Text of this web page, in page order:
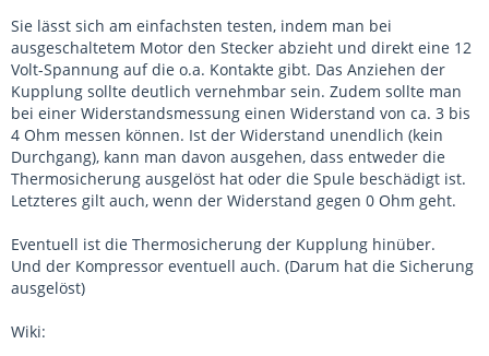
Sie lässt sich am einfachsten testen, indem man bei
ausgeschaltetem Motor den Stecker abzieht und direkt eine 12
Volt-Spannung auf die o.a. Kontakte gibt. Das Anziehen der
Kupplung sollte deutlich vernehmbar sein. Zudem sollte man
bei einer Widerstandsmessung einen Widerstand von ca. 3 bis
4 Ohm messen können. Ist der Widerstand unendlich (kein
Durchgang), kann man davon ausgehen, dass entweder die
Thermosicherung ausgelöst hat oder die Spule beschädigt ist.
Letzteres gilt auch, wenn der Widerstand gegen 0 Ohm geht.
Eventuell ist die Thermosicherung der Kupplung hinüber.
Und der Kompressor eventuell auch. (Darum hat die Sicherung
ausgelöst)
Wiki: